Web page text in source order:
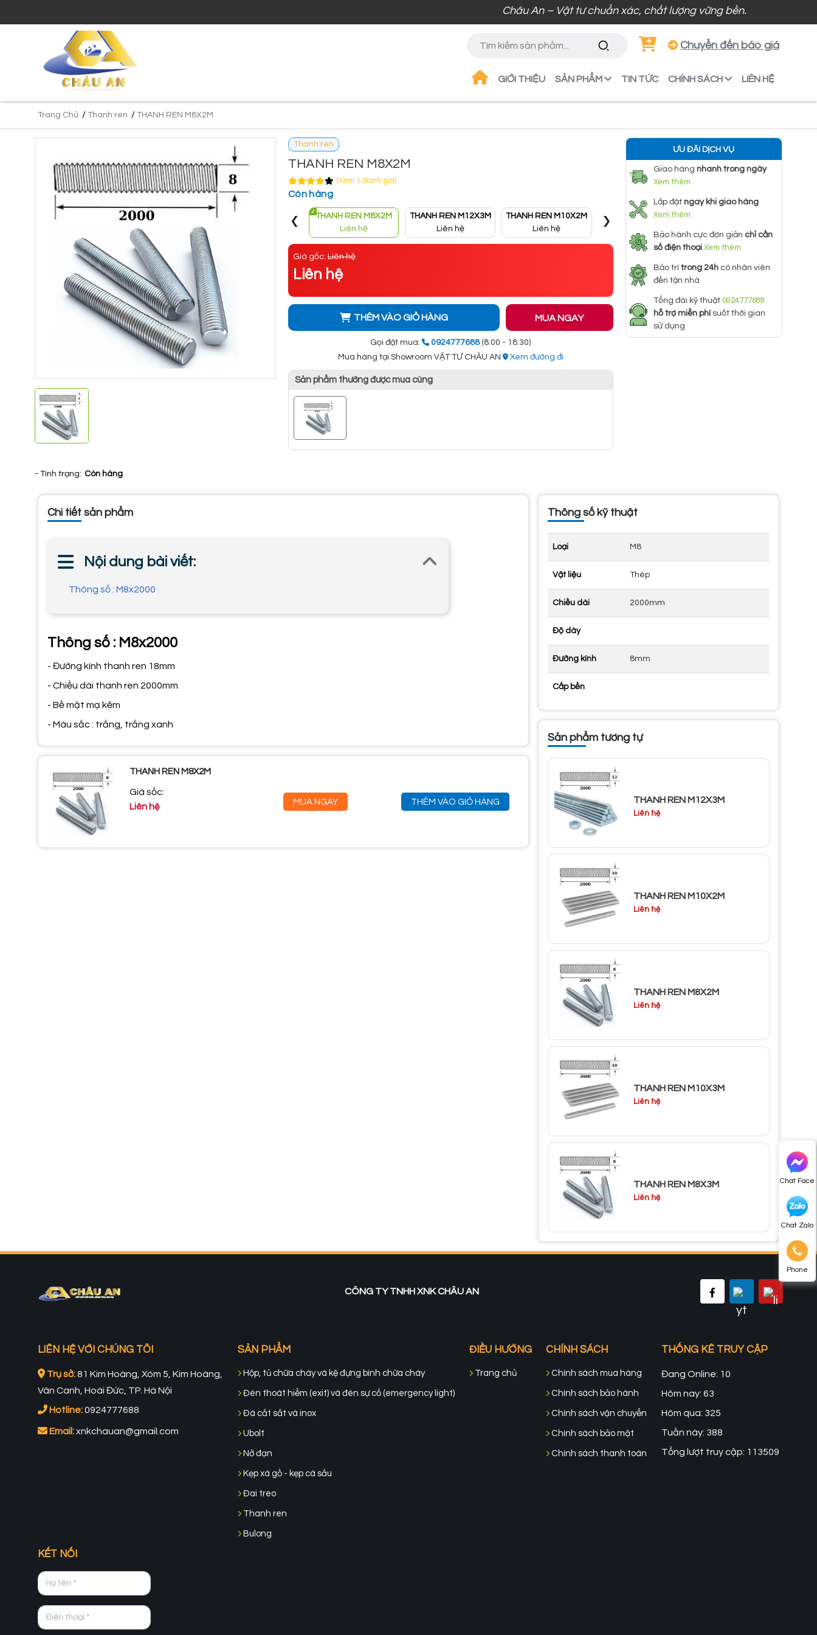
Châu An – Vật tư chuẩn xác, chất lượng vững bền.
Chuyển đến báo giá
GIỚI THIỆU SẢN PHẨM TIN TỨC CHÍNH SÁCH LIÊN HỆ
Chat Face
Chat Zalo
Phone
Trang Chủ / Thanh ren / THANH REN M8X2M
- Tình trạng: Còn hàng
Thanh ren
THANH REN M8X2M
(Xem 1 đánh giá)
Còn hàng
THANH REN M8X2M
Liên hệ
THANH REN M12X3M
Liên hệ
THANH REN M10X2M
Liên hệ
THANH REN M10X3M
Liên hệ
‹ ›
Giá gốc: Liên hệ
Liên hệ
THÊM VÀO GIỎ HÀNG MUA NGAY
Gọi đặt mua: 0924777688 (8:00 - 18:30)
Mua hàng tại Showroom VẬT TƯ CHÂU AN
Xem đường đi
Sản phẩm thường được mua cùng
ƯU ĐÃI DỊCH VỤ
Giao hàng nhanh trong ngày
Xem thêm
Lắp đặt ngay khi giao hàng
Xem thêm
Bảo hành cực đơn giản chỉ cần
số điện thoại Xem thêm
Bảo trì trong 24hcó nhân viên
đến tận nhà
Tổng đài kỹ thuật 0924777688
hỗ trợ miễn phísuốt thời gian
sử dụng
Chi tiết sản phẩm
Nội dung bài viết:
Thông số : M8x2000
Thông số : M8x2000
- Đường kính thanh ren 18mm
- Chiều dài thanh ren 2000mm
- Bề mặt mạ kẽm
- Màu sắc : trắng, trắng xanh
THANH REN M8X2M
Giá sốc:
Liên hệ
MUA NGAY THÊM VÀO GIỎ HÀNG
Thông số kỹ thuật
Loại M8
Vật liệu Thép
Chiều dài 2000mm
Độ dày
Đường kính 8mm
Cấp bền
Sản phẩm tương tự
THANH REN M12X3M
Liên hệ
THANH REN M10X2M
Liên hệ
THANH REN M8X2M
Liên hệ
THANH REN M10X3M
Liên hệ
THANH REN M8X3M
Liên hệ
CÔNG TY TNHH XNK CHÂU AN
LIÊN HỆ VỚI CHÚNG TÔI
Trụ sở:81 Kim Hoàng, Xóm 5, Kim Hoàng,
Vân Canh, Hoài Đức, TP. Hà Nội
Hotline:0924777688
Email:xnkchauan@gmail.com
SẢN PHẨM
Hộp, tủ chữa cháy và kệ đựng bình chữa cháy
Đèn thoát hiểm (exit) và đèn sự cố (emergency light)
Đá cắt sắt và inox
Ubolt
Nở đạn
Kẹp xà gồ - kẹp cá sấu
Đai treo
Thanh ren
Bulong
ĐIỀU HƯỚNG
Trang chủ
CHÍNH SÁCH
Chính sách mua hàng
Chính sách bảo hành
Chính sách vận chuyển
Chính sách bảo mật
Chính sách thanh toán
THỐNG KÊ TRUY CẬP
Đang Online: 10
Hôm nay: 63
Hôm qua: 325
Tuần này: 388
Tổng lượt truy cập: 113509
KẾT NỐI